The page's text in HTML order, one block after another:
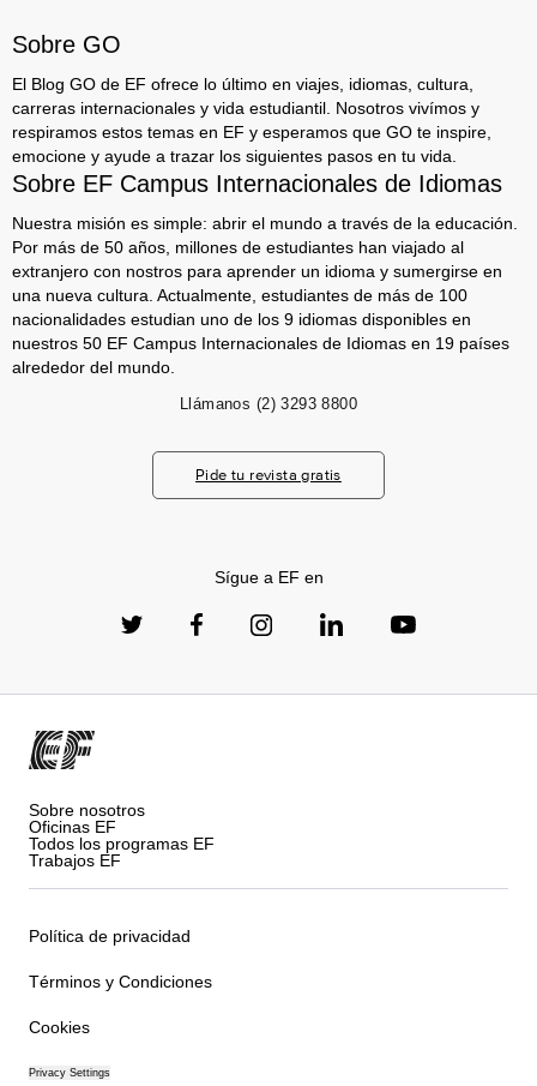
Sobre GO
El Blog GO de EF ofrece lo último en viajes, idiomas, cultura,
carreras internacionales y vida estudiantil. Nosotros vivímos y
respiramos estos temas en EF y esperamos que GO te inspire,
emocione y ayude a trazar los siguientes pasos en tu vida.
Sobre EF Campus Internacionales de Idiomas
Nuestra misión es simple: abrir el mundo a través de la educación.
Por más de 50 años, millones de estudiantes han viajado al
extranjero con nostros para aprender un idioma y sumergirse en
una nueva cultura. Actualmente, estudiantes de más de 100
nacionalidades estudian uno de los 9 idiomas disponibles en
nuestros 50 EF Campus Internacionales de Idiomas en 19 países
alrededor del mundo.
Llámanos (2) 3293 8800
Pide tu revista gratis
Sígue a EF en
Sobre nosotros
Oficinas EF
Todos los programas EF
Trabajos EF
Política de privacidad
Términos y Condiciones
Cookies
Privacy Settings